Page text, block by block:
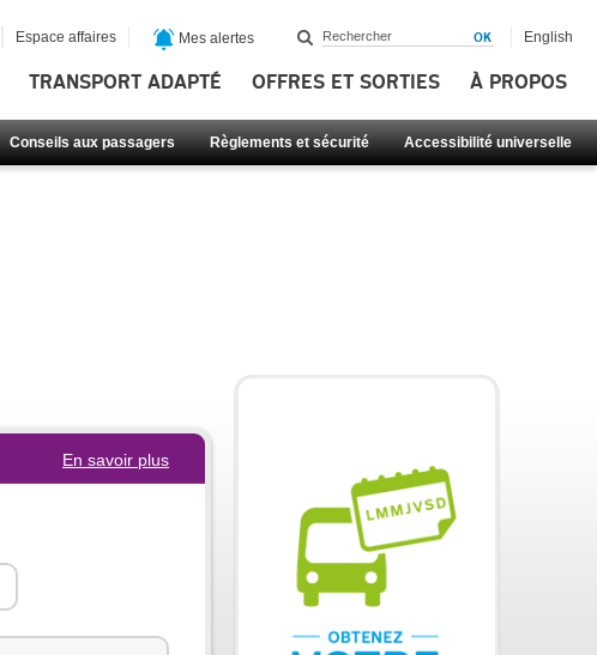
TRANSPORT ADAPTÉ OFFRES ET SORTIES À PROPOS
Conseils aux passagers Règlements et sécurité Accessibilité universelle
Espace affaires Mes alertes English
En savoir plus